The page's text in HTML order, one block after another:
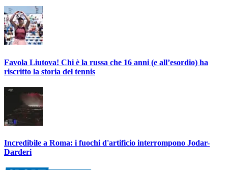
Favola Liutova! Chi è la russa che 16 anni (e all’esordio) ha
riscritto la storia del tennis
Incredibile a Roma: i fuochi d'artificio interrompono Jodar-
Darderi